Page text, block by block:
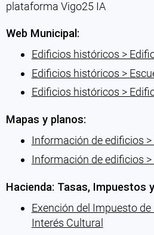
plataforma Vigo25 IA
Web Municipal:
Edificios históricos >
Edificios históricos >
Edificios históricos >
Mapas y planos:
Información de edificios
Información de edificios
Hacienda: Tasas, Impuestos
Exención del Impuesto
Interés Cultural